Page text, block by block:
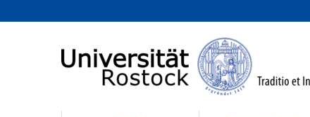
Browsen
direkt zum Inhalt